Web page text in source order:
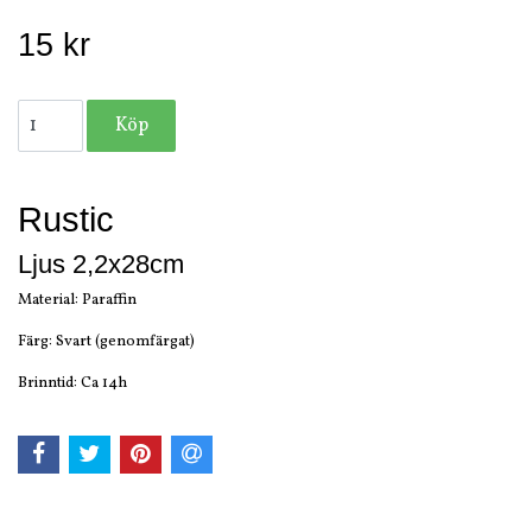
15 kr
Rustic
Ljus 2,2x28cm
Material: Paraffin
Färg: Svart (genomfärgat)
Brinntid: Ca 14h